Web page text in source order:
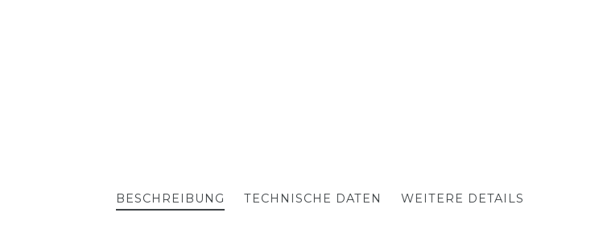
BESCHREIBUNG TECHNISCHE DATEN WEITERE DETAILS